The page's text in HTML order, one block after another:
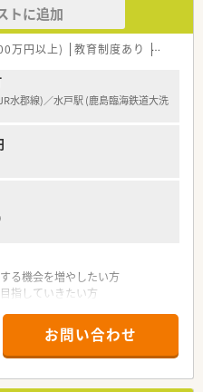
トに追加
万円以上) 教育制度あり シフト制
水郡線)／水戸駅 (鹿島臨海鉄道大洗
る機会を増やしたい方
指していきたい方
お問い合わせ